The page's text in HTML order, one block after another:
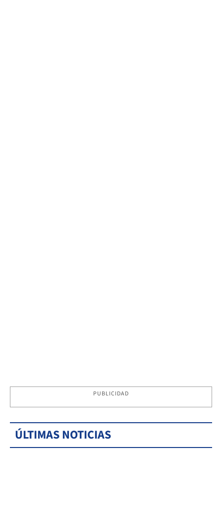
PUBLICIDAD
ÚLTIMAS NOTICIAS